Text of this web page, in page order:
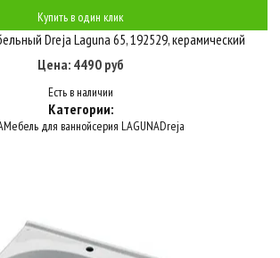
Купить в один клик
Dreja Laguna 65, 192529, керамический
Цена: 4490 руб
Есть в наличии
Категории:
Мебель для ваннойсерия LAGUNADreja